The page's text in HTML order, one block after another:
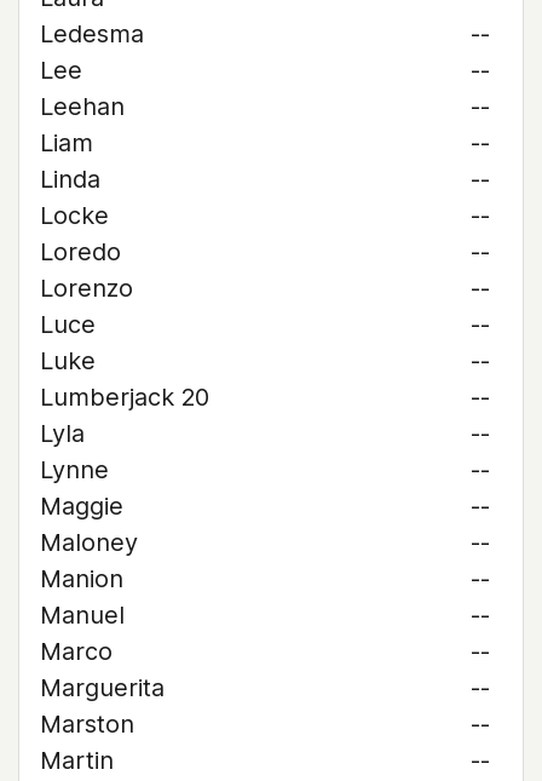
Ledesma
--
Lee
--
Leehan
--
Liam
--
Linda
--
Locke
--
Loredo
--
Lorenzo
--
Luce
--
Luke
--
Lumberjack 20
--
Lyla
--
Lynne
--
Maggie
--
Maloney
--
Manion
--
Manuel
--
Marco
--
Marguerita
--
Marston
--
Martin
--